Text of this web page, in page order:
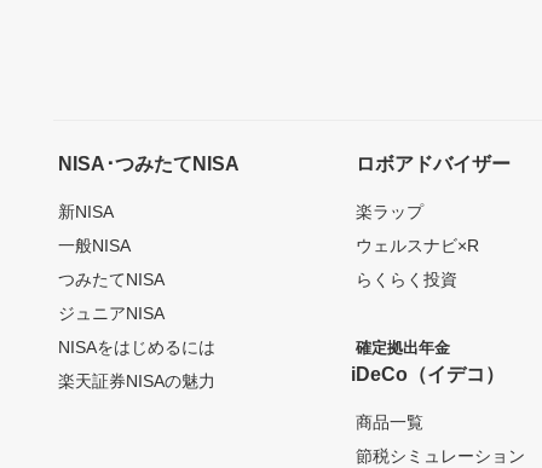
NISA･つみたてNISA
新NISA
一般NISA
つみたてNISA
ジュニアNISA
NISAをはじめるには
楽天証券NISAの魅力
ロボアドバイザー
楽ラップ
ウェルスナビ×R
らくらく投資
確定拠出年金
iDeCo（イデコ）
商品一覧
節税シミュレーション